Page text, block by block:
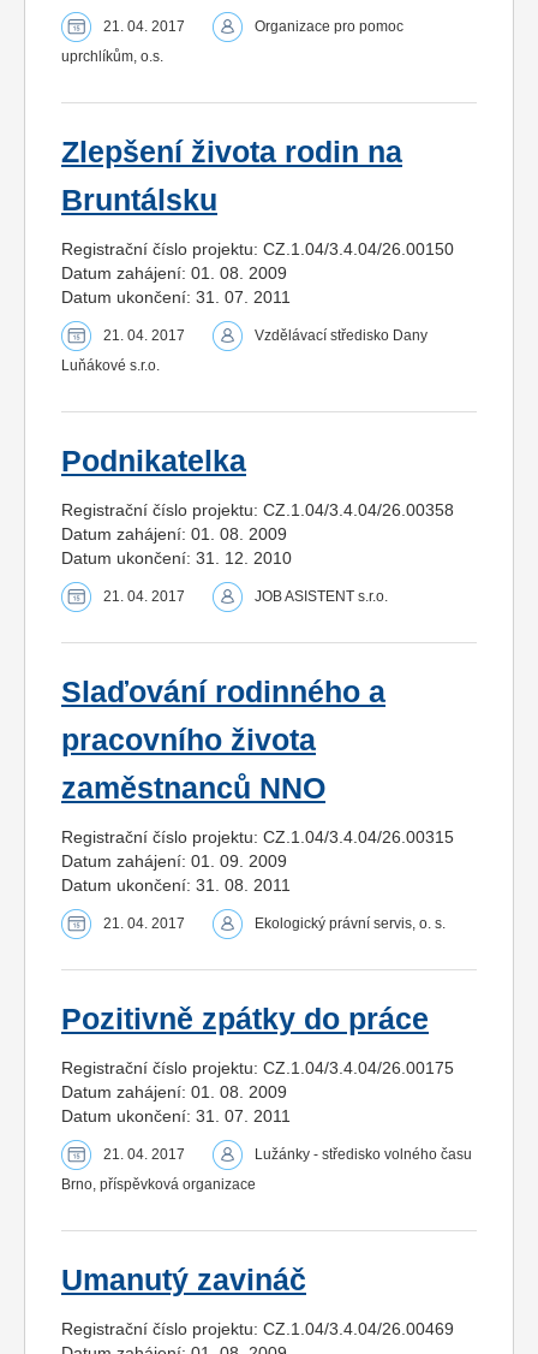
21. 04. 2017
Organizace pro pomoc
uprchlíkům, o.s.
Zlepšení života rodin na
Bruntálsku
Registrační číslo projektu: CZ.1.04/3.4.04/26.00150
Datum zahájení: 01. 08. 2009
Datum ukončení: 31. 07. 2011
21. 04. 2017
Vzdělávací středisko Dany
Luňákové s.r.o.
Podnikatelka
Registrační číslo projektu: CZ.1.04/3.4.04/26.00358
Datum zahájení: 01. 08. 2009
Datum ukončení: 31. 12. 2010
21. 04. 2017 JOB ASISTENT s.r.o.
Slaďování rodinného a
pracovního života
zaměstnanců NNO
Registrační číslo projektu: CZ.1.04/3.4.04/26.00315
Datum zahájení: 01. 09. 2009
Datum ukončení: 31. 08. 2011
21. 04. 2017 Ekologický právní servis, o. s.
Pozitivně zpátky do práce
Registrační číslo projektu: CZ.1.04/3.4.04/26.00175
Datum zahájení: 01. 08. 2009
Datum ukončení: 31. 07. 2011
21. 04. 2017
Lužánky - středisko volného času
Brno, příspěvková organizace
Umanutý zavináč
Registrační číslo projektu: CZ.1.04/3.4.04/26.00469